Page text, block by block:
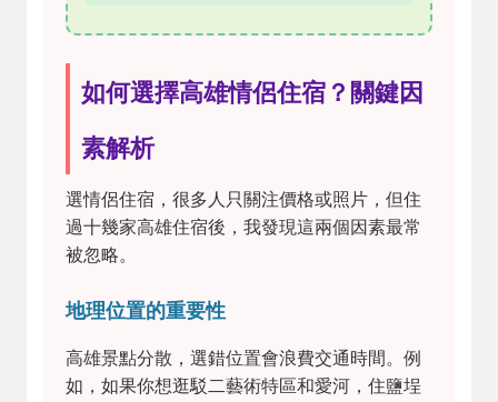
如何選擇高雄情侶住宿？關鍵因
素解析
選情侶住宿，很多人只關注價格或照片，但住
過十幾家高雄住宿後，我發現這兩個因素最常
被忽略。
地理位置的重要性
高雄景點分散，選錯位置會浪費交通時間。例
如，如果你想逛駁二藝術特區和愛河，住鹽埕